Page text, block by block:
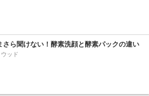
さら聞けない！酵素洗顔と酵素パックの違い
ッド